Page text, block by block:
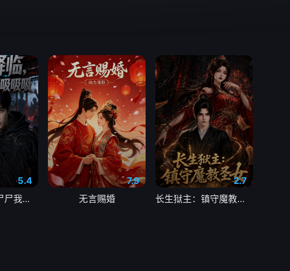
5.4
末世降临，小尸尸我呀吸吸吸
7.9
无言赐婚
2.7
长生狱主：镇守魔教圣女